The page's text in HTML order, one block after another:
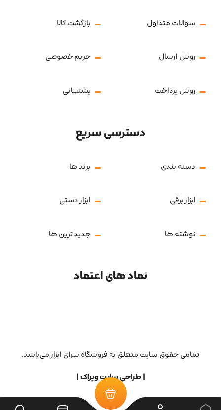
سوالات متداول بازگشت کالا
روش ارسال حریم خصوصی
روش پرداخت پشتیبانی
دسترسی سریع
دسته بندی برند ها
ابزار برقی ابزار دستی
نوشته ها جدید ترین ها
نماد های اعتماد
تمامی حقوق سایت متعلق به فروشگاه سرای ابزار می‌باشد.
| طراحی سایت ویراک |